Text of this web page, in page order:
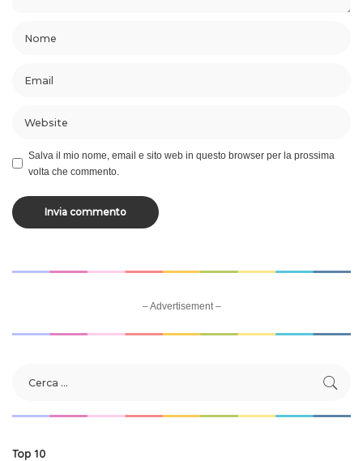
Salva il mio nome, email e sito web in questo browser per la prossima
volta che commento.
– Advertisement –
Top 10